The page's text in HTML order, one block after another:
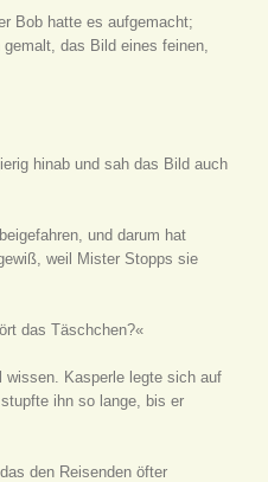
Bob hatte es aufgemacht;
das Bild eines feinen,
hinab und sah das Bild auch
und darum hat
weil Mister Stopps sie
das Täschchen?«
wissen. Kasperle legte sich auf
ihn so lange, bis er
den Reisenden öfter